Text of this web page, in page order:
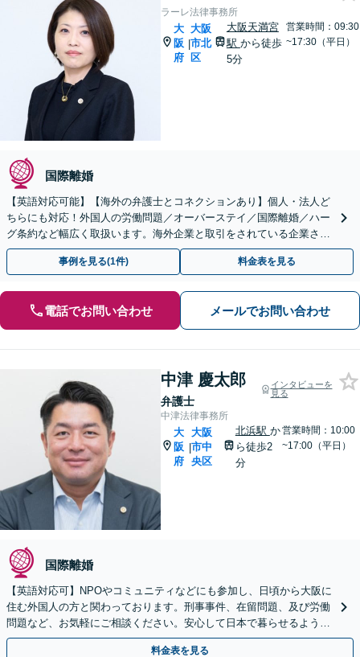
ラーレ法律事務所
大
阪
府
|
大阪
市北
区
大阪天満宮
駅 から徒歩
5分
営業時間：09:30
~17:30（平日）
国際離婚
【英語対応可能】【海外の弁護士とコネクションあり】個人・法人ど
ちらにも対応！外国人の労働問題／オーバーステイ／国際離婚／ハー
グ条約など幅広く取扱います。海外企業と取引をされている企業さま
等もサポート！【顧問契約可】【休日・夜間面談は要予約】
事例を見る(1件) 料金表を見る
電話でお問い合わせ メールでお問い合わせ
中津 慶太郎
弁護士
インタビューを
見る
中津法律事務所
大
阪
府
|
大阪
市中
央区
北浜駅 か
ら徒歩2
分
営業時間：10:00
~17:00（平日）
国際離婚
【英語対応可】NPOやコミュニティなどにも参加し、日頃から大阪に
住む外国人の方と関わっております。刑事事件、在留問題、及び労働
問題など、お気軽にご相談ください。安心して日本で暮らせるようサ
ポートいたします【夜間・休日相談OK】【北浜駅2分】
料金表を見る